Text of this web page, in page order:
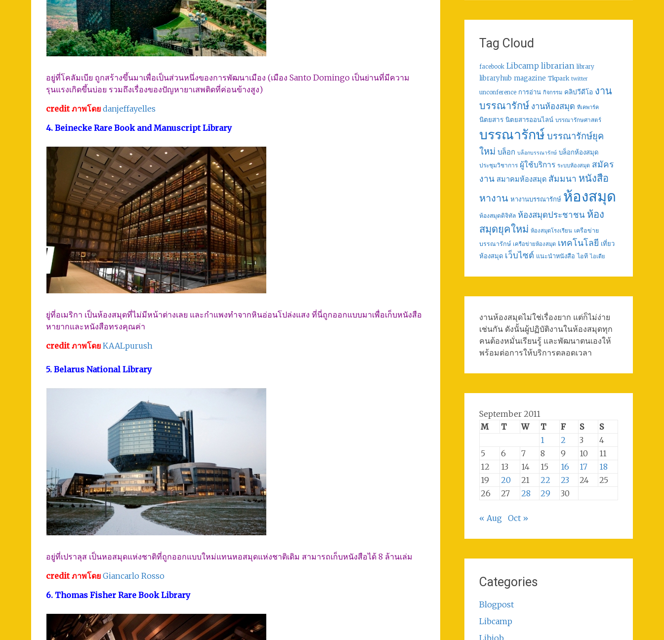
อยู่ที่โคลัมเบีย ถูกสร้างขึ้นมาเพื่อเป็นส่วนหนึ่งของการพัฒนาเมือง (เมือง Santo Domingo เป็นย่านที่มีความ
รุนแรงเกิดขึ้นบ่อย รวมถึงเรื่องของปัญหายาเสพติดที่ค่อนข้างสูง)
credit ภาพโดย danjeffayelles
4. Beinecke Rare Book and Manuscript Library
ยู่ที่อเมริกา เป็นห้องสมุดที่ไม่มีหน้าต่างเลย และกำแพงทำจากหินอ่อนโปล่งแสง ที่นี่ถูกออกแบบมาเพื่อเก็บหนังสือ
หายากและหนังสือทรงคุณค่า
credit ภาพโดย KAALpurush
5. Belarus National Library
อยู่ที่เปราลุส เป็นหอสมุดแห่งชาติที่ถูกออกแบบใหม่แทนหอสมุดแห่งชาติเดิม สามารถเก็บหนังสือได้ 8 ล้านเล่ม
credit ภาพโดย Giancarlo Rosso
6. Thomas Fisher Rare Book Library
Tag Cloud
facebook Libcamp librarian library
libraryhub magazine Tkpark twitter
unconference การอ่าน กิจกรรม คลิปวีดีโอ งาน
บรรณารักษ์ งานห้องสมุด ทีเคพาร์ค
นิตยสาร นิตยสารออนไลน์ บรรณารักษศาสตร์
บรรณารักษ์ บรรณารักษ์ยุค
ใหม่ บล็อก บล็อกบรรณารักษ์ บล็อกห้องสมุด
ประชุมวิชาการ ผู้ใช้บริการ ระบบห้องสมุด สมัคร
งาน สมาคมห้องสมุด สัมมนา หนังสือ
หางาน หางานบรรณารักษ์ ห้องสมุด
ห้องสมุดดิจิทัล ห้องสมุดประชาชน ห้อง
สมุดยุคใหม่ ห้องสมุดโรงเรียน เครือข่าย
บรรณารักษ์ เครือข่ายห้องสมุด เทคโนโลยี เที่ยว
ห้องสมุด เว็บไซต์ แนะนำหนังสือ ไอที ไอเดีย
งานห้องสมุดไม่ใช่เรื่องยาก แต่ก็ไม่ง่าย
เช่นกัน ดังนั้นผู้ปฏิบัติงานในห้องสมุดทุก
คนต้องหมั่นเรียนรู้ และพัฒนาตนเองให้
พร้อมต่อการให้บริการตลอดเวลา
September 2011
M
T W T F S
S
1
2 3
4
5
6 7 8 9 10
11
12
13 14 15 16 17
18
19
20 21 22 23 24
25
26
27 28 29 30
« Aug Oct »
Categories
Blogpost
Libcamp
Libjob